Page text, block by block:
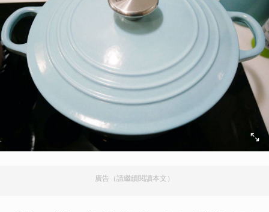
廣告（請繼續閱讀本文）